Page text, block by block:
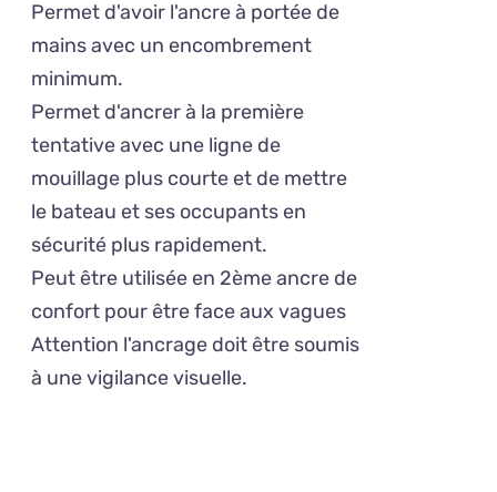
Permet d'avoir l'ancre à portée de
mains avec un encombrement
minimum.
Permet d'ancrer à la première
tentative avec une ligne de
mouillage plus courte et de mettre
le bateau et ses occupants en
sécurité plus rapidement.
Peut être utilisée en 2ème ancre de
confort pour être face aux vagues
Attention l'ancrage doit être soumis
à une vigilance visuelle.